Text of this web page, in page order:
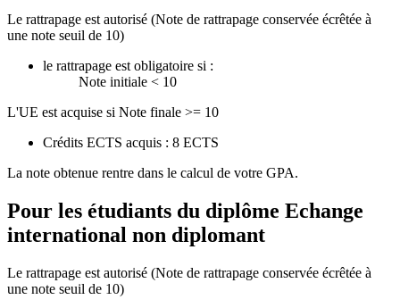
Le rattrapage est autorisé (Note de rattrapage conservée écrêtée à
une note seuil de 10)
le rattrapage est obligatoire si :
Note initiale < 10
L'UE est acquise si Note finale >= 10
Crédits ECTS acquis : 8 ECTS
La note obtenue rentre dans le calcul de votre GPA.
Pour les étudiants du diplôme Echange
international non diplomant
Le rattrapage est autorisé (Note de rattrapage conservée écrêtée à
une note seuil de 10)